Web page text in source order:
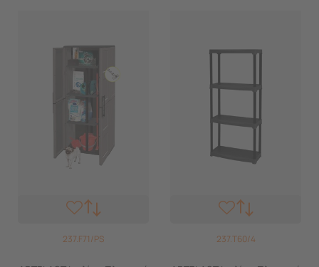
237.F71/PS 237.T60/4